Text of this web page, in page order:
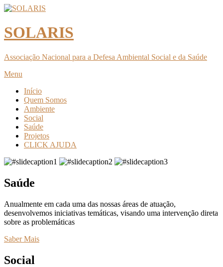
SOLARIS
Associação Nacional para a Defesa Ambiental Social e da Saúde
Menu
Início
Quem Somos
Ambiente
Social
Saúde
Projetos
CLICK AJUDA
Saúde
Anualmente em cada uma das nossas áreas de atuação,
desenvolvemos iniciativas temáticas, visando uma intervenção direta
sobre as problemáticas
Saber Mais
Social